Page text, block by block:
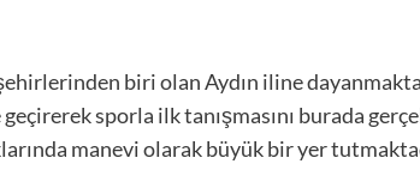
biri olan Aydın iline
sporla ilk tanışmasını burada
manevi olarak büyük bir yer